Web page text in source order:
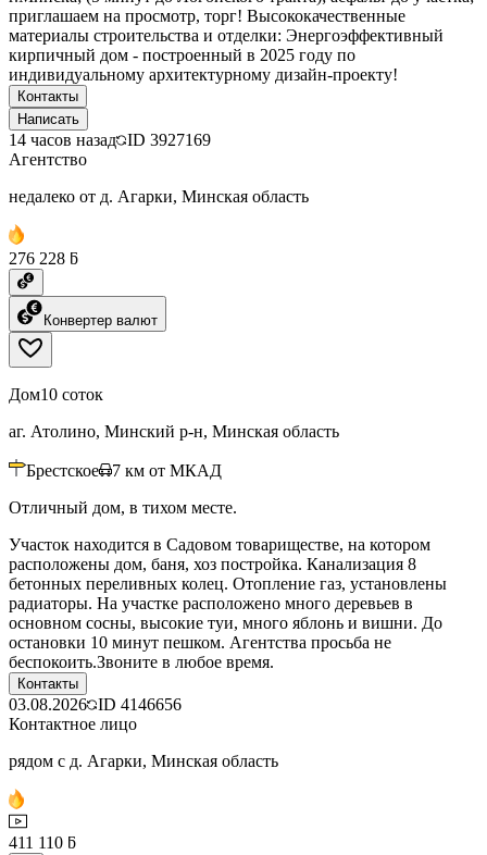
приглашаем на просмотр, торг! Высококачественные
материалы строительства и отделки: Энергоэффективный
кирпичный дом - построенный в 2025 году по
индивидуальному архитектурному дизайн-проекту!
Контакты
Написать
14 часов назад ID 3927169
Агентство
недалеко от д. Агарки, Минская область
276 228 ƃ
Конвертер валют
Дом10 соток
аг. Атолино, Минский р-н, Минская область
Брестское 7 км от МКАД
Отличный дом, в тихом месте.
Участок находится в Садовом товариществе, на котором
расположены дом, баня, хоз постройка. Канализация 8
бетонных переливных колец. Отопление газ, установлены
радиаторы. На участке расположено много деревьев в
основном сосны, высокие туи, много яблонь и вишни. До
остановки 10 минут пешком. Агентства просьба не
беспокоить.Звоните в любое время.
Контакты
03.08.2026 ID 4146656
Контактное лицо
рядом с д. Агарки, Минская область
411 110 ƃ